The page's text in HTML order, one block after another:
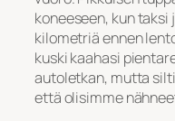
koneeseen, kun
kilometriä ennen
kuski kaahasi
autoletkan, mutta
että olisimme